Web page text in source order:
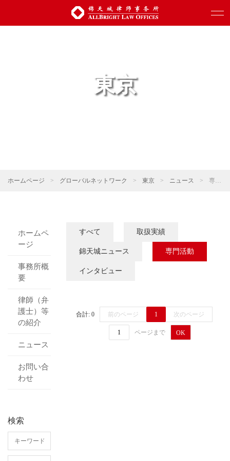
東京
ホームページ > グローバルネットワーク > 東京 > ニュース > 専門活動
ホームペ
ージ
事務所概
要
律師（弁
護士）等
の紹介
ニュース
お問い合
わせ
検索
すべて 取扱実績
錦天城ニュース 専門活動
インタビュー
合計: 0 前のページ 1 次のページ
ページまで OK